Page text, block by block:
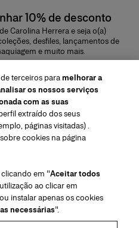
10% de desconto
Carolina Herrera e seja o(a)
desfiles, lançamentos de
e muito mais.
ENVIAR
Fale conosco
Envios e Devoluções de Moda
Carolina Herrera for Women in the Arts
terceiros paramelhorar a
os nossos serviços
com as suas
extraído dos seus
páginas visitadas) .
cookies na página
clicando em "Aceitar todos
ao clicar em
instalar apenas os cookies
necessárias".